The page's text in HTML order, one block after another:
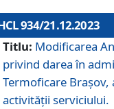
934/21.12.2023
Titlu: Modificarea
privind darea în
Termoficare
activităţii serviciului.